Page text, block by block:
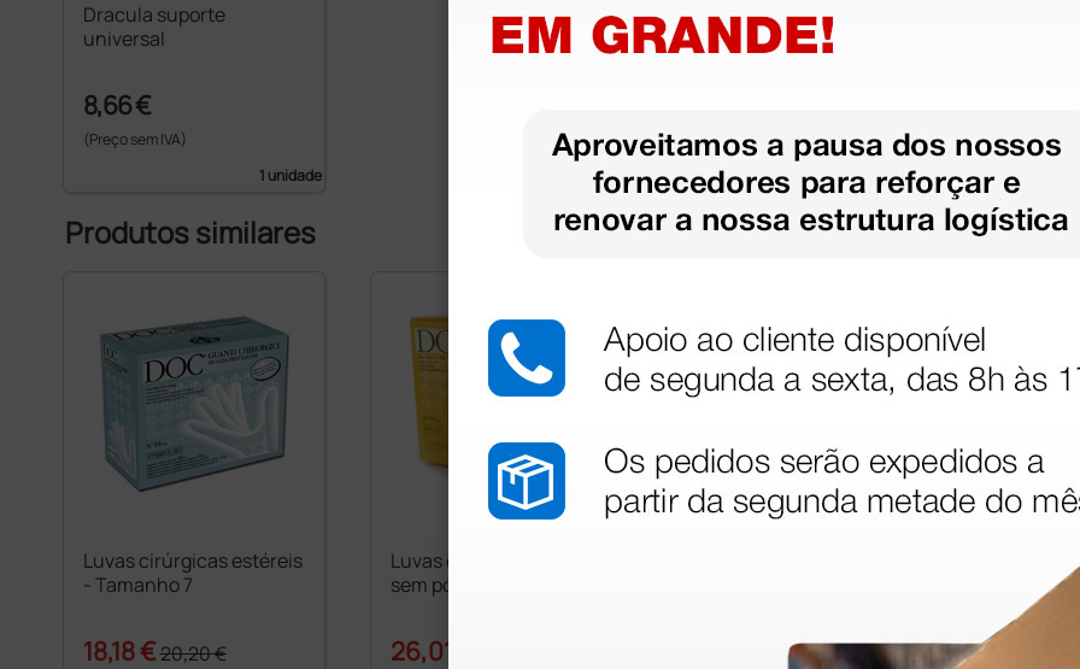
Dracula suporte
universal
8,66 €
(Preço sem IVA)
1 unidade
Produtos similares
Luvas cirúrgicas estéreis
- Tamanho 7
18,18 €20,20 €
Luvas cirúrgicas estéreis
sem pó - Tamanho 7
26,01 € 22,96 €28,70 €